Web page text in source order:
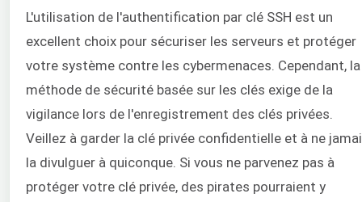
L'utilisation de l'authentification par clé SSH est un
excellent choix pour sécuriser les serveurs et protéger
votre système contre les cybermenaces. Cependant, la
méthode de sécurité basée sur les clés exige de la
vigilance lors de l'enregistrement des clés privées.
Veillez à garder la clé privée confidentielle et à ne
la divulguer à quiconque. Si vous ne parvenez pas à
protéger votre clé privée, des pirates pourraient y